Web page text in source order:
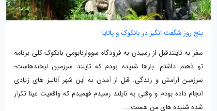
پنج روز شگفت انگیز در بانکوک و پاتایا
سفر به تایلندقبل از رسیدن به فرودگاه سووارنابومی بانکوک کلی برنامه
تو ذهنم داشتم. بارها شنیده بودم که تایلند سرزمین لبخندهاست؛
سرزمین آرامش و زندگی. قبل از آمدن به این شهر آنالیز های زیادی
انجام داده بودم و وقتی به تایلند رسیدم فهمیدم که واقعیت عینا تکرار
شده شنیده های من هست....